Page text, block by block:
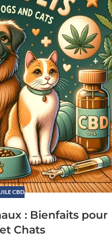
CBD
: Bienfaits pour
Chats